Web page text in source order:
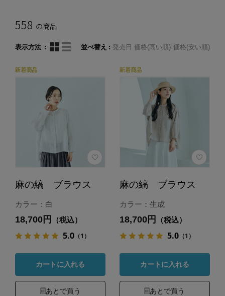
558 の商品
表示方法 並べ替え 発売日 価格(高い順) 価格(安い順)
麻の縞 ブラウス
カラー：白
18,700円 （税込）
5.0（1）
カートに入れる
あとで買う
麻の縞 ブラウス
カラー：生成
18,700円 （税込）
5.0（1）
カートに入れる
あとで買う